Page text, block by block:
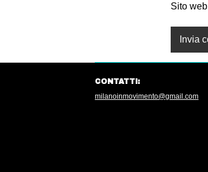
Sito web
CONTATTI:
milanoinmovimento@gmail.com